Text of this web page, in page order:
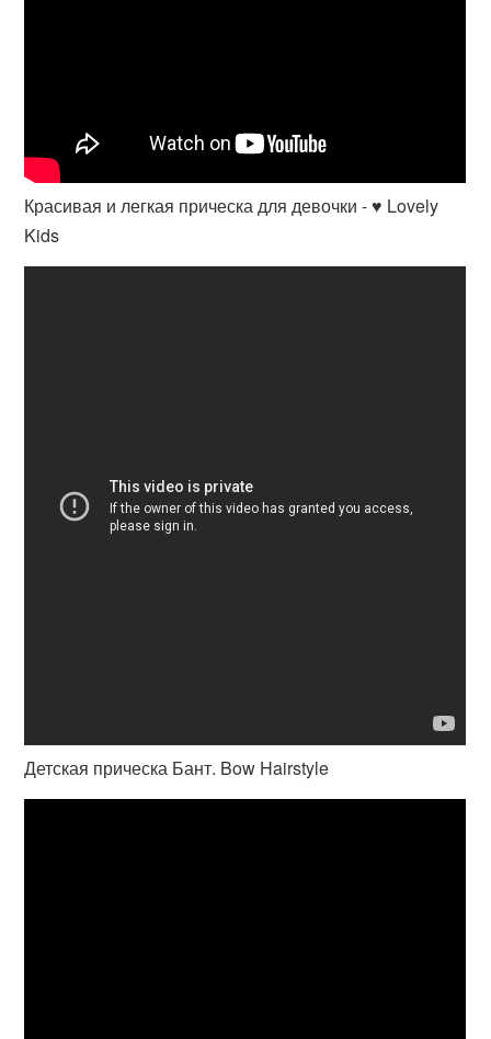
Красивая и легкая прическа для девочки - ♥ Lovely
Kids
Детская прическа Бант. Bow Hairstyle